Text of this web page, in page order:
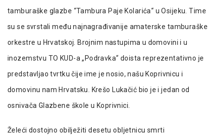
tamburaške glazbe “Tambura Paje Kolarića“ u Osijeku. Time
su se svrstali među najnagrađivanije amaterske tamburaške
orkestre u Hrvatskoj. Brojnim nastupima u domovini i u
inozemstvu TO KUD-a „Podravka“ doista reprezentativno je
predstavljao tvrtku čije ime je nosio, našu Koprivnicu i
domovinu nam Hrvatsku. Krešo Lukačić bio je i jedan od
osnivača Glazbene škole u Koprivnici.
Želeći dostojno obilježiti desetu obljetnicu smrti